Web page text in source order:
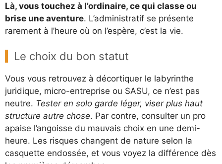
Là, vous touchez à l’ordinaire, ce qui classe ou
brise une aventure. L’administratif se présente
rarement à l’heure où on l’espère, c’est la vie.
Le choix du bon statut
Vous vous retrouvez à décortiquer le labyrinthe
juridique, micro-entreprise ou SASU, ce n’est pas
neutre. Tester en solo garde léger, viser plus haut
structure autre chose. Par contre, consulter un pro
apaise l’angoisse du mauvais choix en une demi-
heure. Les risques changent de nature selon la
casquette endossée, et vous voyez la différence dès